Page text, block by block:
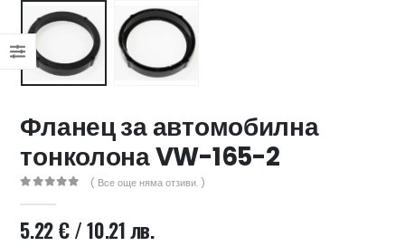
Фланец за автомобилна
тонколона VW-165-2
( Все още няма отзиви. )
5.22€/ 10.21 лв.